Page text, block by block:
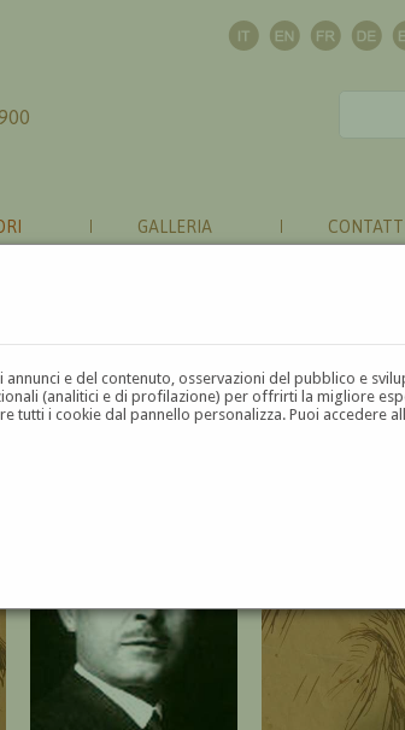
e del contenuto, osservazioni del pubblico e
(analitici e di profilazione) per offrirti la migliore
tutti i cookie dal pannello personalizza. Puoi accedere
GALLERIA CONTATTI
N O P Q R S T U V W X